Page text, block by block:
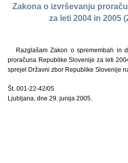
Zakona o izvrševanju
za leti 2004 in 2005
Razglašam Zakon o spremembah in
proračuna Republike Slovenije za leti
sprejel Državni zbor Republike Slovenije
Št. 001-22-42/05
Ljubljana, dne 29. junija 2005.